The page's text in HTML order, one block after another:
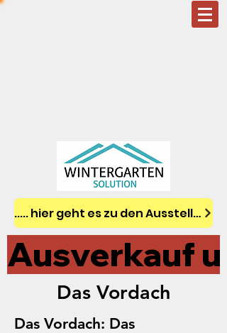
..... hier geht es zu den Ausstellungsstücken
Ausverkauf
Das Vordach
Das Vordach: Das